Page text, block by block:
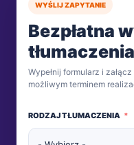
WYŚLIJ ZAPYTANIE
Bezpłatna
tłumaczenia
Wypełnij formularz i
możliwym terminem
RODZAJ TŁUMACZENIA